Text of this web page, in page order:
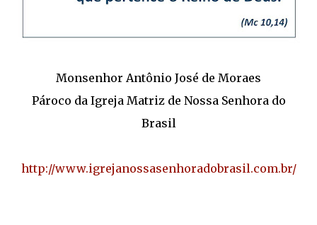
Monsenhor Antônio José de Moraes
Pároco da Igreja Matriz de Nossa Senhora do
Brasil
http://www.igrejanossasenhoradobrasil.com.br/